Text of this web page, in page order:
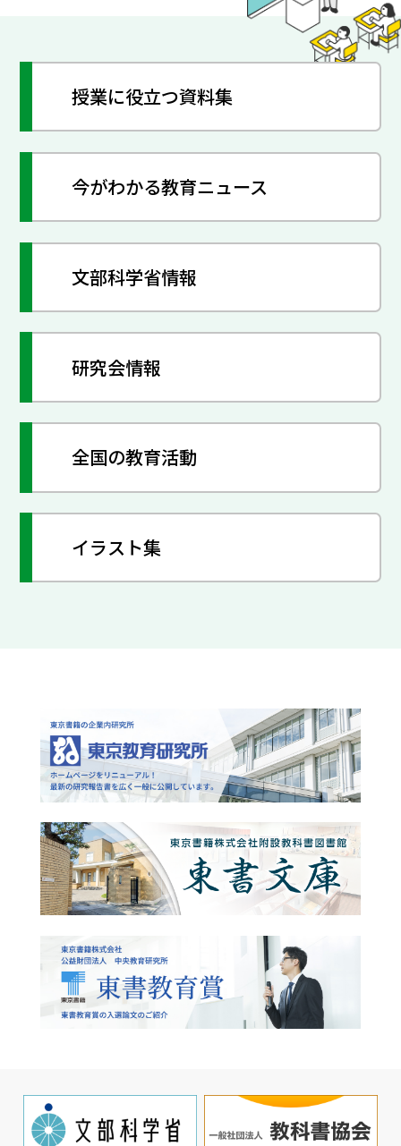
授業に役立つ資料集
今がわかる教育ニュース
文部科学省情報
研究会情報
全国の教育活動
イラスト集